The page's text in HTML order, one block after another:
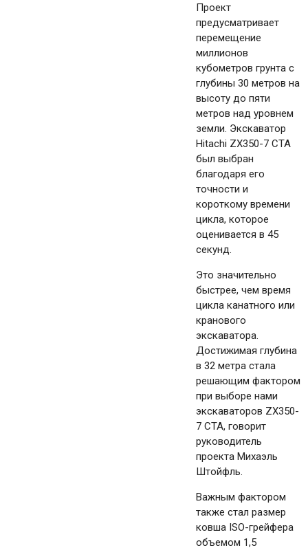
Проект
предусматривает
перемещение
миллионов
кубометров грунта с
глубины 30 метров на
высоту до пяти
метров над уровнем
земли. Экскаватор
Hitachi ZX350-7 CTA
был выбран
благодаря его
точности и
короткому времени
цикла, которое
оценивается в 45
секунд.
Это значительно
быстрее, чем время
цикла канатного или
кранового
экскаватора.
Достижимая глубина
в 32 метра стала
решающим фактором
при выборе нами
экскаваторов ZX350-
7 CTA, говорит
руководитель
проекта Михаэль
Штойфль.
Важным фактором
также стал размер
ковша ISO-грейфера
объемом 1,5